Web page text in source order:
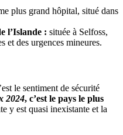
plus grand hôpital, situé dans
l’Islande : située à Selfoss,
et des urgences mineures.
le sentiment de sécurité
2024, c’est le pays le plus
y est quasi inexistante et la